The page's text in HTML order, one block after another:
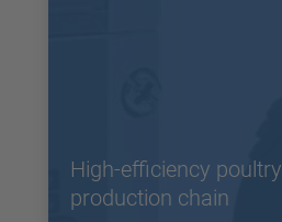
High-efficiency poultry
production chain